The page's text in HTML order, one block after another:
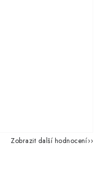
Zobrazit další hodnocení